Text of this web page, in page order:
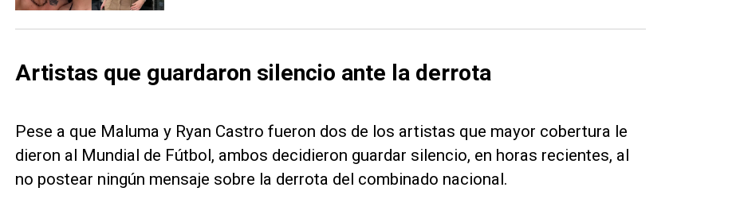
Artistas que guardaron silencio ante la derrota
Pese a que Maluma y Ryan Castro fueron dos de los artistas que mayor cobertura le
dieron al Mundial de Fútbol, ambos decidieron guardar silencio, en horas recientes, al
no postear ningún mensaje sobre la derrota del combinado nacional.